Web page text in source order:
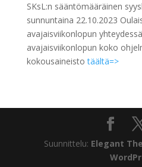
SKsL:n sääntömääräinen
sunnuntaina 22.10.2023
avajaisviikonlopun
avajaisviikonlopun koko
kokousaineistotäältä=>
Suunnittelu: Elegant